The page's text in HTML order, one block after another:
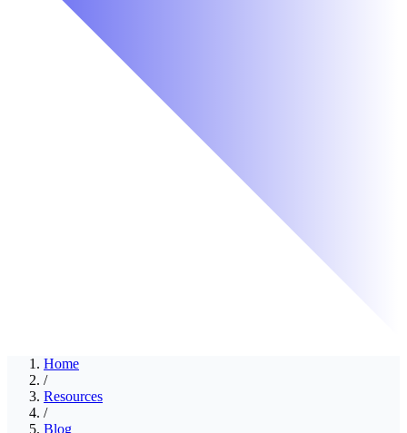
Home
/
Resources
/
Blog